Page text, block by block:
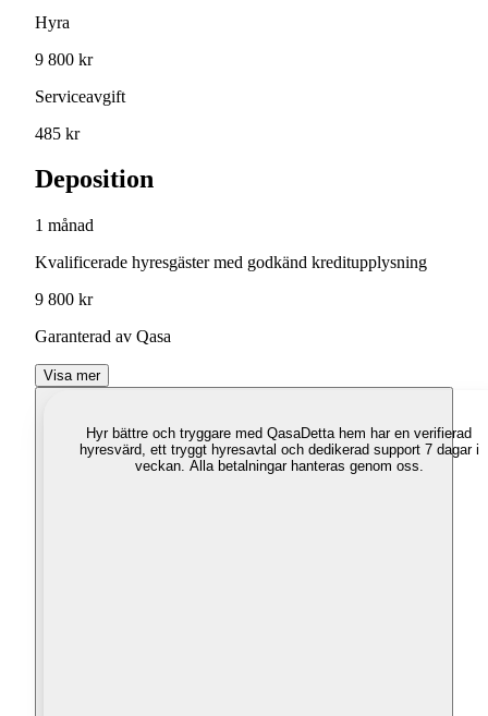
Hyra
9 800 kr
Serviceavgift
485 kr
Deposition
1 månad
Kvalificerade hyresgäster med godkänd kreditupplysning
9 800 kr
Garanterad av Qasa
Visa mer
Hyr bättre och tryggare med QasaDetta hem har en verifierad
hyresvärd, ett tryggt hyresavtal och dedikerad support 7 dagar i
veckan. Alla betalningar hanteras genom oss.